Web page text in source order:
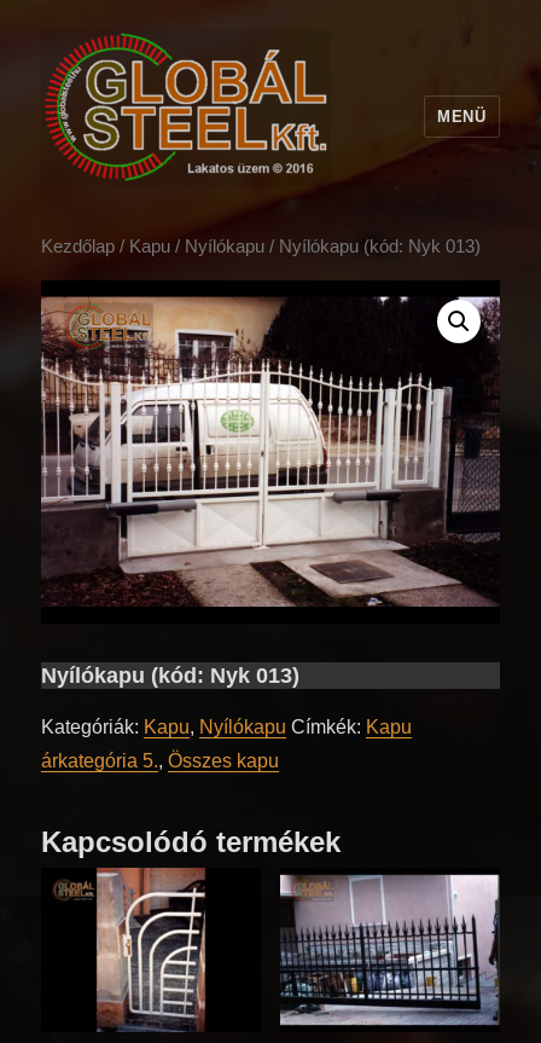
MENÜ
Kezdőlap / Kapu / Nyílókapu / Nyílókapu (kód: Nyk 013)
Nyílókapu (kód: Nyk 013)
Kategóriák: Kapu, Nyílókapu Címkék: Kapu
árkategória 5.,Összes kapu
Kapcsolódó termékek